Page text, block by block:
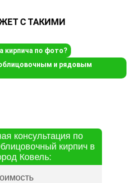
С ТАКИМИ
кирпича по фото?
и рядовым
консультация по
кирпич в
Ковель: